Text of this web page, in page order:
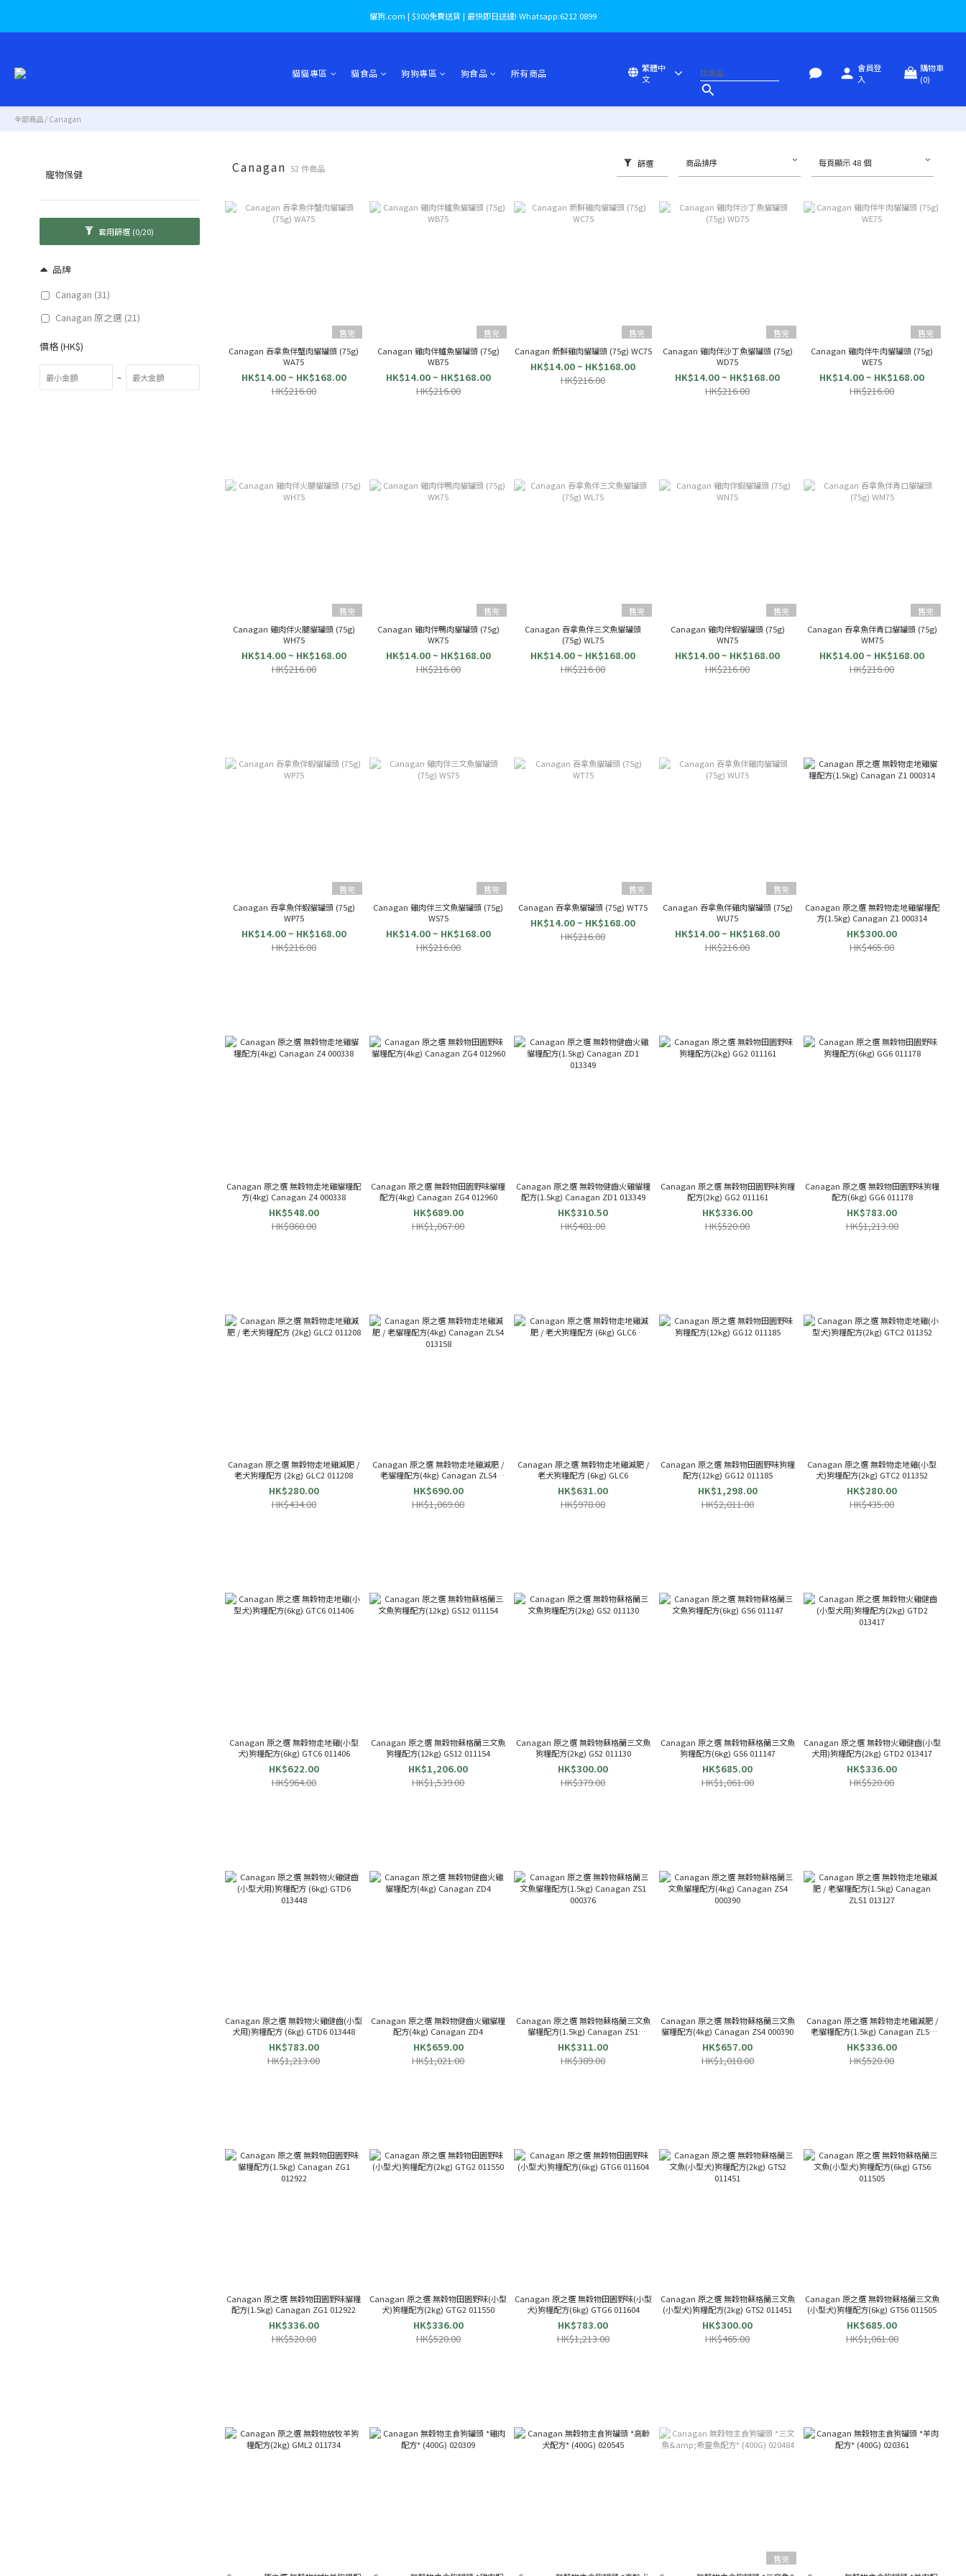
貓狗.com | $300免費送貨 | 最快即日送達! Whatsapp:6212 0899
繁體中
文
會員登
入
購物車
(0)
貓貓專區 貓食品 狗狗專區 狗食品 所有商品
全部商品 / Canagan
寵物保健
套用篩選 (0/20)
品牌
Canagan (31)
Canagan 原之選 (21)
價格 (HK$)
~
Canagan 52 件商品 篩選 商品排序 每頁顯示 48 個
售完
Canagan 吞拿魚伴蟹肉貓罐頭 (75g)
WA75
HK$14.00 ~ HK$168.00
HK$216.00
售完
Canagan 雞肉伴鱸魚貓罐頭 (75g)
WB75
HK$14.00 ~ HK$168.00
HK$216.00
售完
Canagan 新鮮雞肉貓罐頭 (75g) WC75
HK$14.00 ~ HK$168.00
HK$216.00
售完
Canagan 雞肉伴沙丁魚貓罐頭 (75g)
WD75
HK$14.00 ~ HK$168.00
HK$216.00
售完
Canagan 雞肉伴牛肉貓罐頭 (75g)
WE75
HK$14.00 ~ HK$168.00
HK$216.00
售完
Canagan 雞肉伴火腿貓罐頭 (75g)
WH75
HK$14.00 ~ HK$168.00
HK$216.00
售完
Canagan 雞肉伴鴨肉貓罐頭 (75g)
WK75
HK$14.00 ~ HK$168.00
HK$216.00
售完
Canagan 吞拿魚伴三文魚貓罐頭
(75g) WL75
HK$14.00 ~ HK$168.00
HK$216.00
售完
Canagan 雞肉伴蝦貓罐頭 (75g)
WN75
HK$14.00 ~ HK$168.00
HK$216.00
售完
Canagan 吞拿魚伴青口貓罐頭 (75g)
WM75
HK$14.00 ~ HK$168.00
HK$216.00
售完
Canagan 吞拿魚伴蝦貓罐頭 (75g)
WP75
HK$14.00 ~ HK$168.00
HK$216.00
售完
Canagan 雞肉伴三文魚貓罐頭 (75g)
WS75
HK$14.00 ~ HK$168.00
HK$216.00
售完
Canagan 吞拿魚貓罐頭 (75g) WT75
HK$14.00 ~ HK$168.00
HK$216.00
售完
Canagan 吞拿魚伴雞肉貓罐頭 (75g)
WU75
HK$14.00 ~ HK$168.00
HK$216.00
Canagan 原之選 無穀物走地雞貓糧配
方(1.5kg) Canagan Z1 000314
HK$300.00
HK$465.00
Canagan 原之選 無穀物走地雞貓糧配
方(4kg) Canagan Z4 000338
HK$548.00
HK$860.00
Canagan 原之選 無穀物田園野味貓糧
配方(4kg) Canagan ZG4 012960
HK$689.00
HK$1,067.00
Canagan 原之選 無穀物健齒火雞貓糧
配方(1.5kg) Canagan ZD1 013349
HK$310.50
HK$481.00
Canagan 原之選 無穀物田園野味狗糧
配方(2kg) GG2 011161
HK$336.00
HK$520.00
Canagan 原之選 無穀物田園野味狗糧
配方(6kg) GG6 011178
HK$783.00
HK$1,213.00
Canagan 原之選 無穀物走地雞減肥 /
老犬狗糧配方 (2kg) GLC2 011208
HK$280.00
HK$434.00
Canagan 原之選 無穀物走地雞減肥 /
老貓糧配方(4kg) Canagan ZLS4
013158
HK$690.00
HK$1,069.00
Canagan 原之選 無穀物走地雞減肥 /
老犬狗糧配方 (6kg) GLC6
HK$631.00
HK$978.00
Canagan 原之選 無穀物田園野味狗糧
配方(12kg) GG12 011185
HK$1,298.00
HK$2,011.00
Canagan 原之選 無穀物走地雞(小型
犬)狗糧配方(2kg) GTC2 011352
HK$280.00
HK$435.00
Canagan 原之選 無穀物走地雞(小型
犬)狗糧配方(6kg) GTC6 011406
HK$622.00
HK$964.00
Canagan 原之選 無穀物蘇格蘭三文魚
狗糧配方(12kg) GS12 011154
HK$1,206.00
HK$1,539.00
Canagan 原之選 無穀物蘇格蘭三文魚
狗糧配方(2kg) GS2 011130
HK$300.00
HK$379.00
Canagan 原之選 無穀物蘇格蘭三文魚
狗糧配方(6kg) GS6 011147
HK$685.00
HK$1,061.00
Canagan 原之選 無穀物火雞健齒(小型
犬用)狗糧配方(2kg) GTD2 013417
HK$336.00
HK$520.00
Canagan 原之選 無穀物火雞健齒(小型
犬用)狗糧配方 (6kg) GTD6 013448
HK$783.00
HK$1,213.00
Canagan 原之選 無穀物健齒火雞貓糧
配方(4kg) Canagan ZD4
HK$659.00
HK$1,021.00
Canagan 原之選 無穀物蘇格蘭三文魚
貓糧配方(1.5kg) Canagan ZS1
000376
HK$311.00
HK$389.00
Canagan 原之選 無穀物蘇格蘭三文魚
貓糧配方(4kg) Canagan ZS4 000390
HK$657.00
HK$1,018.00
Canagan 原之選 無穀物走地雞減肥 /
老貓糧配方(1.5kg) Canagan ZLS1
013127
HK$336.00
HK$520.00
Canagan 原之選 無穀物田園野味貓糧
配方(1.5kg) Canagan ZG1 012922
HK$336.00
HK$520.00
Canagan 原之選 無穀物田園野味(小型
犬)狗糧配方(2kg) GTG2 011550
HK$336.00
HK$520.00
Canagan 原之選 無穀物田園野味(小型
犬)狗糧配方(6kg) GTG6 011604
HK$783.00
HK$1,213.00
Canagan 原之選 無穀物蘇格蘭三文魚
(小型犬)狗糧配方(2kg) GTS2 011451
HK$300.00
HK$465.00
Canagan 原之選 無穀物蘇格蘭三文魚
(小型犬)狗糧配方(6kg) GTS6 011505
HK$685.00
HK$1,061.00
售完